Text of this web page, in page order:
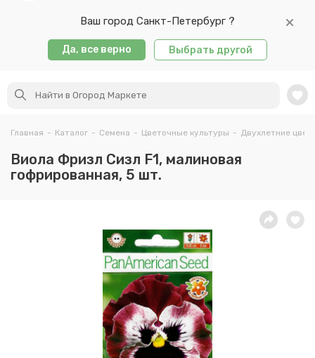
Ваш город Санкт-Петербург ?
Да, все верно Выбрать другой
Главная - Каталог - Семена - Цветочные культуры - Двухлетние
Виола Фризл Сизл F1, малиновая
гофрированная, 5 шт.